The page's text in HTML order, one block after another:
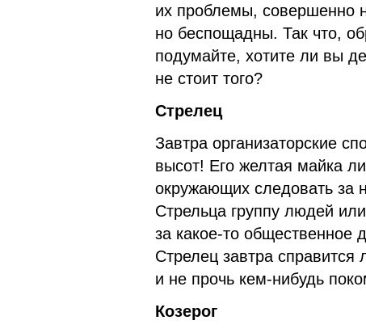
их проблемы, совершенно
но беспощадны. Так что,
подумайте, хотите ли вы
не стоит того?
Стрелец
Завтра организаторские
высот! Его желтая майка
окружающих следовать за
Стрельца группу людей
за какое-то
Стрелец завтра справится
и не прочь кем-нибудь
Козерог